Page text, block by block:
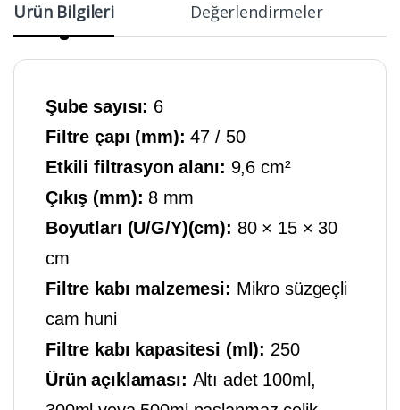
Ürün Bilgileri Değerlendirmeler
Şube sayısı: 6
Filtre çapı (mm):47 / 50
Etkili filtrasyon alanı: 9,6 cm²
Çıkış (mm): 8 mm
Boyutları (U/G/Y)(cm): 80 × 15 × 30
cm
Filtre kabı malzemesi: Mikro süzgeçli
cam huni
Filtre kabı kapasitesi (ml): 250
Ürün açıklaması: Altı adet 100ml,